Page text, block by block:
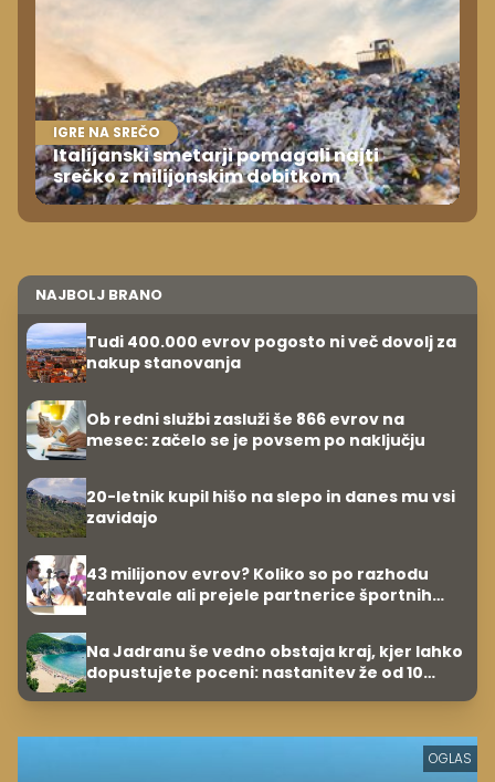
IGRE NA SREČO
Italijanski smetarji pomagali najti
srečko z milijonskim dobitkom
NAJBOLJ BRANO
Tudi 400.000 evrov pogosto ni več dovolj za
nakup stanovanja
Ob redni službi zasluži še 866 evrov na
mesec: začelo se je povsem po naključju
20-letnik kupil hišo na slepo in danes mu vsi
zavidajo
43 milijonov evrov? Koliko so po razhodu
zahtevale ali prejele partnerice športnih
Na Jadranu še vedno obstaja kraj, kjer lahko
dopustujete poceni: nastanitev že od 10
OGLAS